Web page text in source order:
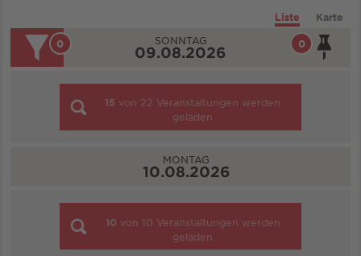
Liste Karte
0
0 SONNTAG
09.08.2026
15 von 22 Veranstaltungen werden
geladen
MONTAG
10.08.2026
10 von 10 Veranstaltungen werden
geladen